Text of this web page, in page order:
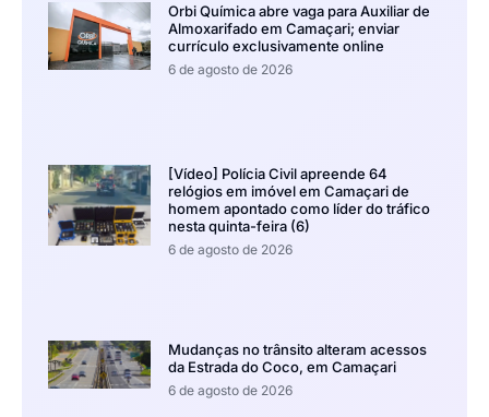
Orbi Química abre vaga para Auxiliar de
Almoxarifado em Camaçari; enviar
currículo exclusivamente online
6 de agosto de 2026
[Vídeo] Polícia Civil apreende 64
relógios em imóvel em Camaçari de
homem apontado como líder do tráfico
nesta quinta-feira (6)
6 de agosto de 2026
Mudanças no trânsito alteram acessos
da Estrada do Coco, em Camaçari
6 de agosto de 2026